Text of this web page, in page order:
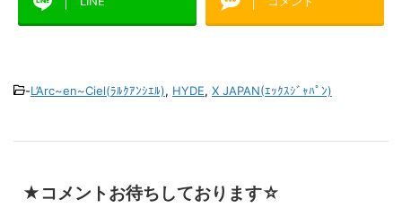
-L’Arc~en~Ciel(ﾗﾙｸｱﾝｼｴﾙ), HYDE, X JAPAN(ｴｯｸｽｼﾞｬﾊﾟﾝ)
★コメントお待ちしております☆